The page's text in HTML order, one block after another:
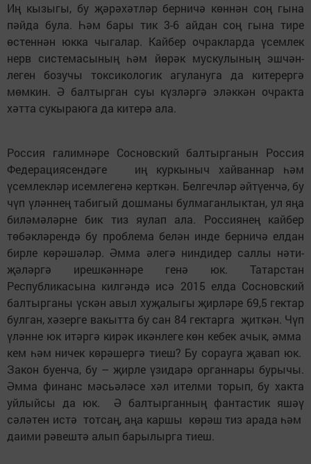
Иң кызыгы, бу җәрәхәтләр берничә көн­нән соң гына
пәйда була. Һәм бары тик 3-6 айдан соң гына тире
өстен­нән юкка чыгалар. Кайбер очракларда үсемлек
нерв систе­ма­сының һәм йөрәк муску­лының эшчән­
леген бозучы токсикологик агулануга да китерергә
мөм­кин. Ә балтырган суы күз­ләргә эләккән очракта
хәтта сукыраюга да китерә ала.
Россия галимнәре Сос­новский балтырганын Россия
Федерациясендәге иң куркыныч хайваннар һәм
үсемлекләр исемлегенә керт­кән. Белгечләр әйтүенчә, бу
чүп үләннең табигый дошманы булмаганлыктан, ул яңа
биләмәләрне бик тиз яулап ала. Россиянең кайбер
төбәк­ләрендә бу проблема белән инде берничә елдан
бирле көрәшәләр. Әмма әлегә ниндидер саллы нәти­
җәләргә ирешкәннәре генә юк. Татарстан
Республикасына кил­гәндә исә 2015 елда Сосновский
балтырганы үскән авыл хуҗалыгы җир­ләре 69,5 гектар
булган, хәзер­ге вакытта бу сан 84 гектарга җиткән. Чүп
үләнне юк итәргә кирәк икәнлеге көн кебек ачык, әм­ма
кем һәм ничек көрәшергә тиеш? Бу сорауга җавап юк.
Закон буенча, бу – җирле үзи­дарә органнары бурычы.
Әмма финанс мәсьәләсе хәл ителми торып, бу хакта
уйлыйсы да юк. Ә балтырганның фантастик яшәү
сәләтен истә тотсаң, аңа каршы көрәш тиз арада һәм
даими рәвештә алып барылырга тиеш.